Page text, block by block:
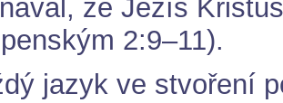
že Ježíš
2:9–11).
jazyk ve stvoření